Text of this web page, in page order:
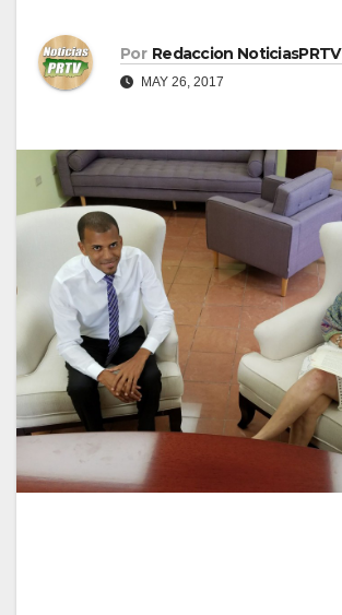
Por Redaccion NoticiasPRTV
MAY 26, 2017